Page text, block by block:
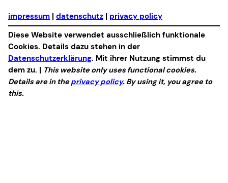
impressum | datenschutz | privacy policy
Diese Website verwendet ausschließlich funktionale
Cookies. Details dazu stehen in der
Datenschutzerklärung. Mit ihrer Nutzung stimmst du
dem zu. | This website only uses functional cookies.
Details are in theprivacy policy. By using it, you agree to
this.